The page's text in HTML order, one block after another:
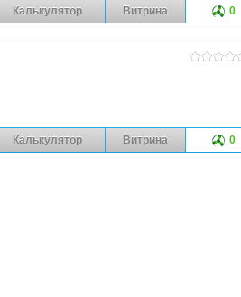
Калькулятор Витрина 0
Калькулятор Витрина 0